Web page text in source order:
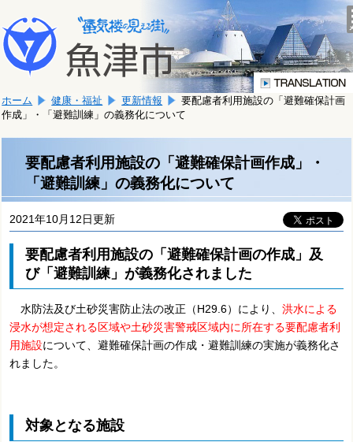
文
へ
移
ま
す。
こ
か
文
で
す。
ホーム 健康・福祉 更新情報
要配慮者利用施設の「避難確保計画
作成」・「避難訓練」の義務化について
要配慮者利用施設の「避難確保計画作成」・
「避難訓練」の義務化について
2021年10月12日更新
要配慮者利用施設の「避難確保計画の作成」及
び「避難訓練」が義務化されました
水防法及び土砂災害防止法の改正（H29.6）により、洪水による
浸水が想定される区域や土砂災害警戒区域内に所在する要配慮者利
用施設について、避難確保計画の作成・避難訓練の実施が義務化さ
れました。
対象となる施設